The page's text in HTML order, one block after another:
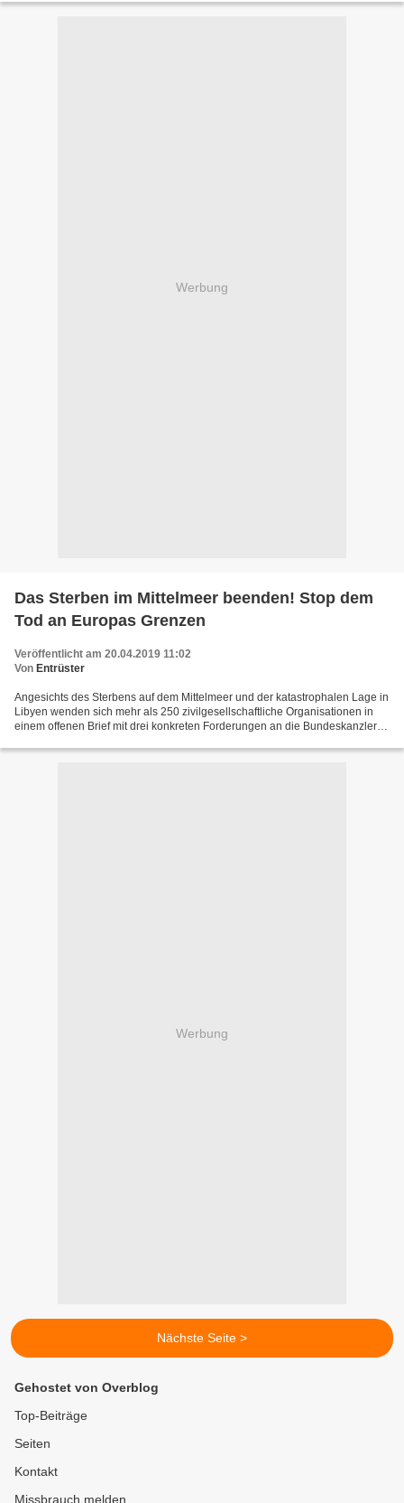
Werbung
Das Sterben im Mittelmeer beenden! Stop dem
Tod an Europas Grenzen
Veröffentlicht am 20.04.2019 11:02
Von Entrüster
Angesichts des Sterbens auf dem Mittelmeer und der katastrophalen Lage in
Libyen wenden sich mehr als 250 zivilgesellschaftliche Organisationen in
einem offenen Brief mit drei konkreten Forderungen an die Bundeskanzlerin.
Werbung
Nächste Seite >
Gehostet von Overblog
Top-Beiträge
Seiten
Kontakt
Missbrauch melden